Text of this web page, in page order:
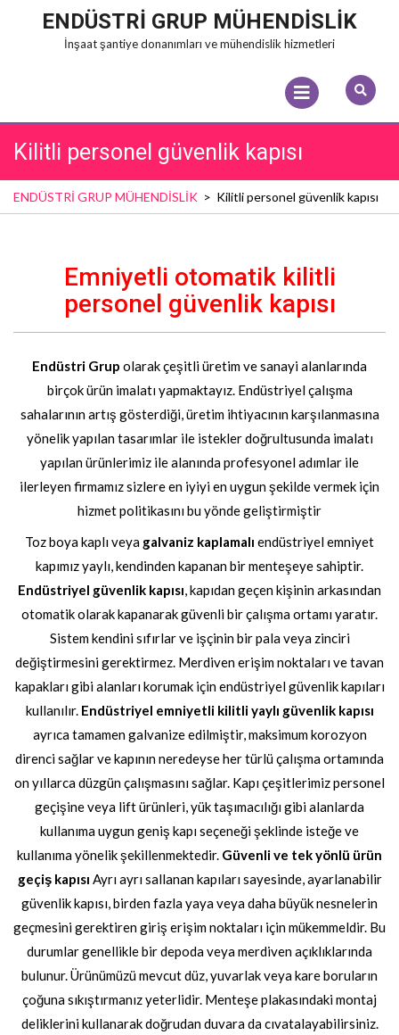
ENDÜSTRİ GRUP MÜHENDİSLİK
İnşaat şantiye donanımları ve mühendislik hizmetleri
Open
Menu
Kilitli personel güvenlik kapısı
ENDÜSTRİ GRUP MÜHENDİSLİK > Kilitli personel güvenlik kapısı
Emniyetli otomatik kilitli
personel güvenlik kapısı
Endüstri Grup olarak çeşitli üretim ve sanayi alanlarında
birçok ürün imalatı yapmaktayız. Endüstriyel çalışma
sahalarının artış gösterdiği, üretim ihtiyacının karşılanmasına
yönelik yapılan tasarımlar ile istekler doğrultusunda imalatı
yapılan ürünlerimiz ile alanında profesyonel adımlar ile
ilerleyen firmamız sizlere en iyiyi en uygun şekilde vermek için
hizmet politikasını bu yönde geliştirmiştir
Toz boya kaplı veya galvaniz kaplamalı endüstriyel emniyet
kapımız yaylı, kendinden kapanan bir menteşeye sahiptir.
Endüstriyel güvenlik kapısı, kapıdan geçen kişinin arkasından
otomatik olarak kapanarak güvenli bir çalışma ortamı yaratır.
Sistem kendini sıfırlar ve işçinin bir pala veya zinciri
değiştirmesini gerektirmez. Merdiven erişim noktaları ve tavan
kapakları gibi alanları korumak için endüstriyel güvenlik kapıları
kullanılır. Endüstriyel emniyetli kilitli yaylı güvenlik kapısı
ayrıca tamamen galvanize edilmiştir, maksimum korozyon
direnci sağlar ve kapının neredeyse her türlü çalışma ortamında
on yıllarca düzgün çalışmasını sağlar. Kapı çeşitlerimiz personel
geçişine veya lift ürünleri, yük taşımacılığı gibi alanlarda
kullanıma uygun geniş kapı seçeneği şeklinde isteğe ve
kullanıma yönelik şekillenmektedir. Güvenli ve tek yönlü ürün
geçiş kapısı Ayrı ayrı sallanan kapıları sayesinde, ayarlanabilir
güvenlik kapısı, birden fazla yaya veya daha büyük nesnelerin
geçmesini gerektiren giriş erişim noktaları için mükemmeldir. Bu
durumlar genellikle bir depoda veya merdiven açıklıklarında
bulunur. Ürünümüzü mevcut düz, yuvarlak veya kare boruların
çoğuna sıkıştırmanız yeterlidir. Menteşe plakasındaki montaj
deliklerini kullanarak doğrudan duvara da cıvatalayabilirsiniz.